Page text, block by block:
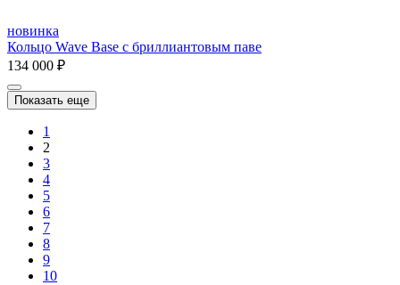
новинка
Кольцо Wave Base с бриллиантовым паве
134 000 ₽
Показать еще
1
2
3
4
5
6
7
8
9
10